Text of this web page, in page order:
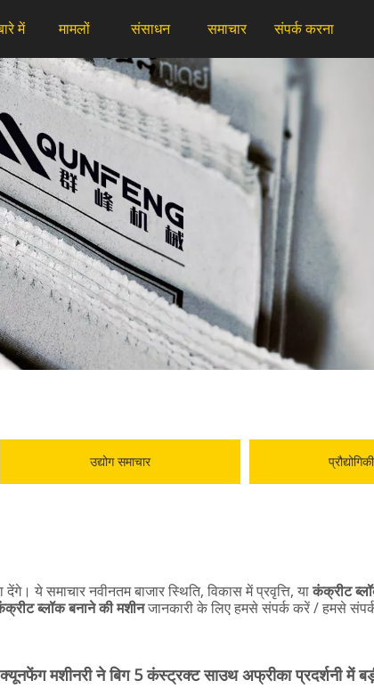
में मामलों संसाधन समाचार संपर्क करना
उद्योग समाचार
ये समाचार नवीनतम बाजार स्थिति, विकास में प्रवृत्ति, याकंक्रीट
ब्लॉक बनाने की मशीनजानकारी के लिए हमसे संपर्क करें / हमसे